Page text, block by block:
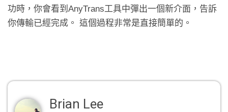
功時，你會看到AnyTrans工具中彈出一個新介面，告訴
你傳輸已經完成。 這個過程非常是直接簡單的。
Brian Lee